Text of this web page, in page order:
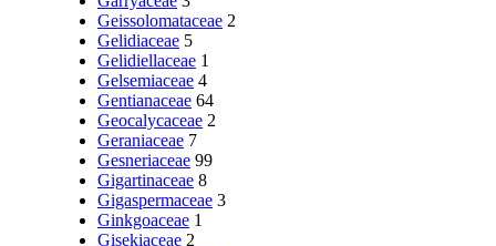
Geissolomataceae 2
Gelidiaceae 5
Gelidiellaceae 1
Gelsemiaceae 4
Gentianaceae 64
Geocalycaceae 2
Geraniaceae 7
Gesneriaceae 99
Gigartinaceae 8
Gigaspermaceae 3
Ginkgoaceae 1
Gisekiaceae 2